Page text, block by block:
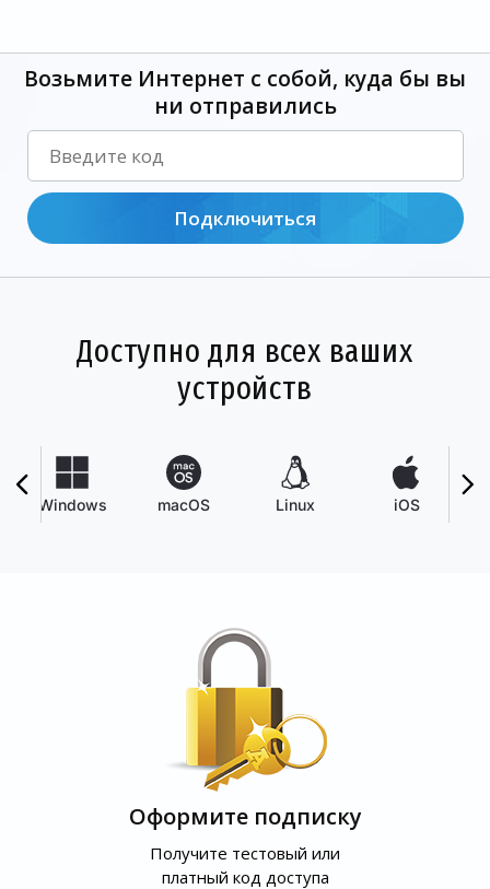
Возьмите Интернет с собой, куда бы вы
ни отправились
Подключиться
Доступно для всех ваших
устройств
Windows macOS Linux iOS
Оформите подписку
Получите тестовый или
платный код доступа